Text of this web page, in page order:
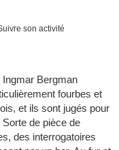
son activité
Bergman
fourbes et
et ils sont jugés pour
de pièce de
des interrogatoires